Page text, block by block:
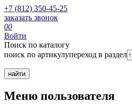
+7 (812) 350-45-25
заказать звонок
00
Войти
Поиск по каталогу
поиск по артикулупереход в раздел
Меню пользователя